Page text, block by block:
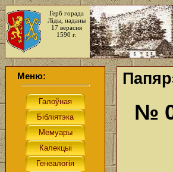
Герб горада
Ліды, наданы
17 верасня
1590 г.
Меню:
№